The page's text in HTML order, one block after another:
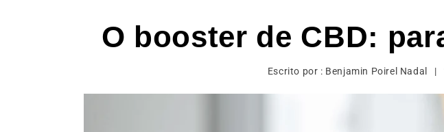
O booster de CBD:
Escrito por : Benjamin Poirel Nadal |